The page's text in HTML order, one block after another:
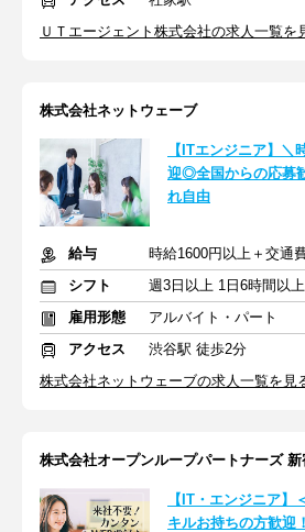
ＵＴエージェント株式会社の求人一覧を
株式会社ネットウェーブ
【ITエンジニア】＼
迎◎全国からの応募
れ自由
給与
時給1600円以上＋交通
シフト
週3日以上 1日6時間以上
雇用形態
アルバイト・パート
アクセス
渋谷駅 徒歩2分
株式会社ネットウェーブの求人一覧を見
株式会社オープンループパートナーズ
【IT・エンジニア】
キルお持ちの方歓迎